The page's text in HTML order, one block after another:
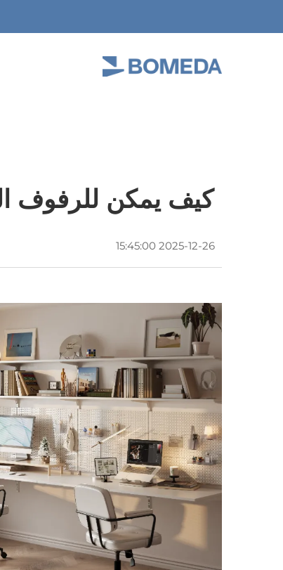
كيف يمكن للرفوف
2025-12-26 15:45:00